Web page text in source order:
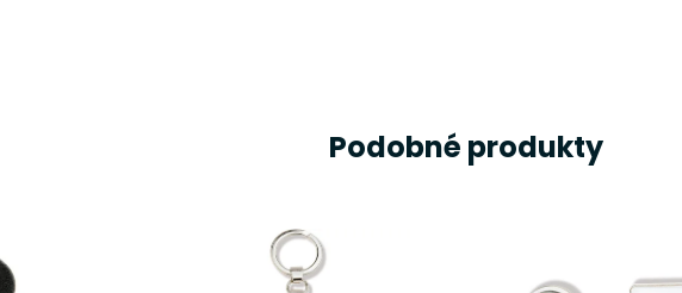
Podobné produkty